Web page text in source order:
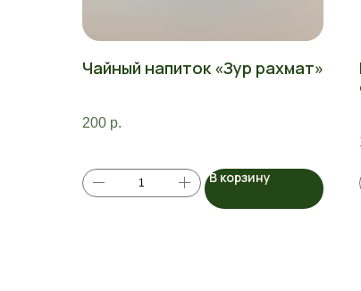
Чайный напиток «Зур рахмат»
200 р.
В корзину